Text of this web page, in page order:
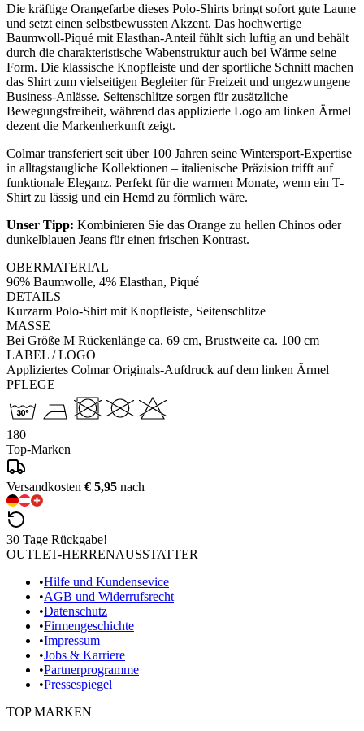
Die kräftige Orangefarbe dieses Polo-Shirts bringt sofort gute Laune
und setzt einen selbstbewussten Akzent. Das hochwertige
Baumwoll-Piqué mit Elasthan-Anteil fühlt sich luftig an und behält
durch die charakteristische Wabenstruktur auch bei Wärme seine
Form. Die klassische Knopfleiste und der sportliche Schnitt machen
das Shirt zum vielseitigen Begleiter für Freizeit und ungezwungene
Business-Anlässe. Seitenschlitze sorgen für zusätzliche
Bewegungsfreiheit, während das applizierte Logo am linken Ärmel
dezent die Markenherkunft zeigt.
Colmar transferiert seit über 100 Jahren seine Wintersport-Expertise
in alltagstaugliche Kollektionen – italienische Präzision trifft auf
funktionale Eleganz. Perfekt für die warmen Monate, wenn ein T-
Shirt zu lässig und ein Hemd zu förmlich wäre.
Unser Tipp: Kombinieren Sie das Orange zu hellen Chinos oder
dunkelblauen Jeans für einen frischen Kontrast.
OBERMATERIAL
96% Baumwolle, 4% Elasthan, Piqué
DETAILS
Kurzarm Polo-Shirt mit Knopfleiste, Seitenschlitze
MASSE
Bei Größe M Rückenlänge ca. 69 cm, Brustweite ca. 100 cm
LABEL / LOGO
Appliziertes Colmar Originals-Aufdruck auf dem linken Ärmel
PFLEGE
180
Top-Marken
Versandkosten € 5,95 nach
30 Tage Rückgabe!
OUTLET-HERRENAUSSTATTER
•Hilfe und Kundensevice
•AGB und Widerrufsrecht
•Datenschutz
•Firmengeschichte
•Impressum
•Jobs & Karriere
•Partnerprogramme
•Pressespiegel
TOP MARKEN